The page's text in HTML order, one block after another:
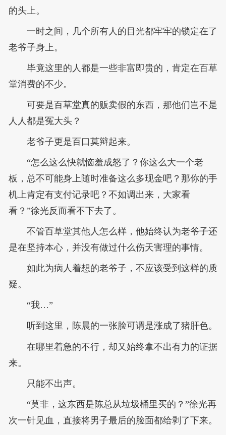
的头上。
一时之间，几个所有人的目光都牢牢的锁定在了
老爷子身上。
毕竟这里的人都是一些非富即贵的，肯定在百草
堂消费的不少。
可要是百草堂真的贩卖假的东西，那他们岂不是
人人都是冤大头？
老爷子更是百口莫辩起来。
“怎么这么快就恼羞成怒了？你这么大一个老
板，总不可能身上随时准备这么多现金吧？那你的手
机上肯定有支付记录吧？不如调出来，大家看
看？”徐光反而看不下去了。
不管百草堂其他人怎么样，他始终认为老爷子还
是在坚持本心，并没有做过什么伤天害理的事情。
如此为病人着想的老爷子，不应该受到这样的质
疑。
“我…”
听到这里，陈晨的一张脸可谓是涨成了猪肝色。
在哪里着急的不行，却又始终拿不出有力的证据
来。
只能不出声。
“莫非，这东西是陈总从垃圾桶里买的？”徐光再
次一针见血，直接将男子最后的脸面都给剥了下来。